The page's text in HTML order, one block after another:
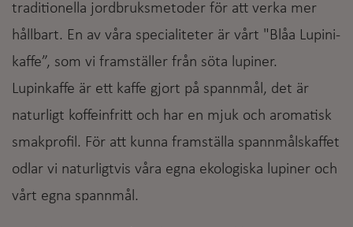
traditionella jordbruksmetoder för att verka mer
hållbart. En av våra specialiteter är vårt "Blåa Lupini-
kaffe”, som vi framställer från söta lupiner.
Lupinkaffe är ett kaffe gjort på spannmål, det är
naturligt koffeinfritt och har en mjuk och aromatisk
smakprofil. För att kunna framställa spannmålskaffet
odlar vi naturligtvis våra egna ekologiska lupiner och
vårt egna spannmål.